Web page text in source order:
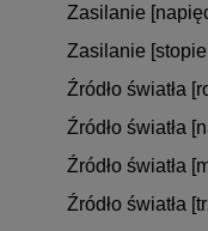
Zasilanie
Zasilanie
Źródło światła
Źródło światła
Źródło światła
Źródło światła